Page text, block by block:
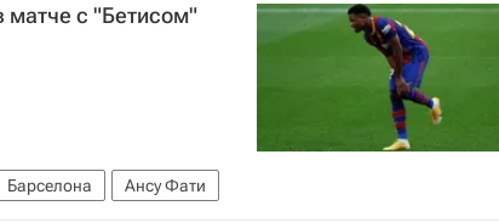
матче с "Бетисом"
Барселона Ансу Фати